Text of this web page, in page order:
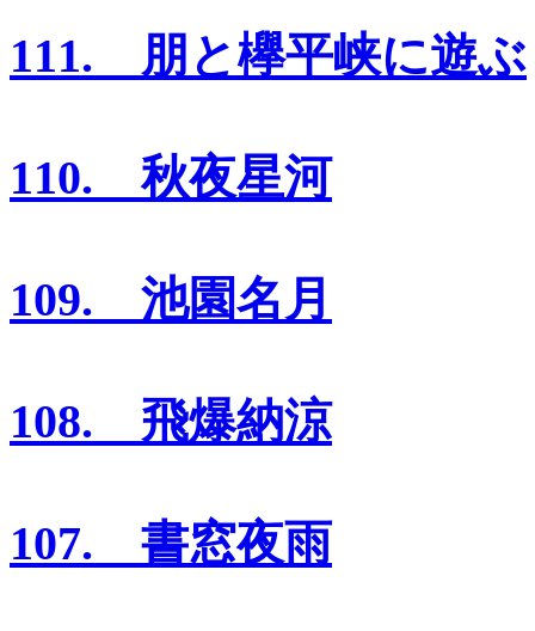
111. 朋と欅平峡に遊ぶ
110. 秋夜星河
109. 池園名月
108. 飛爆納涼
107. 書窓夜雨